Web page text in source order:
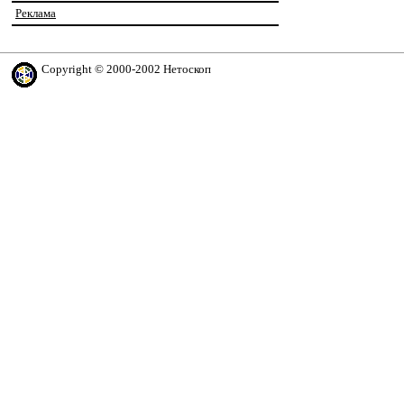
Реклама
Copyright © 2000-2002 Нетоскоп